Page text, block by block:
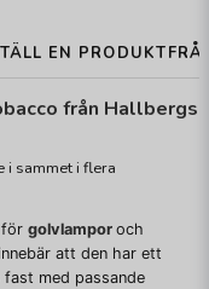
EN
från Hallbergs
i sammet i flera
för golvlampor och
att den har ett
med passande